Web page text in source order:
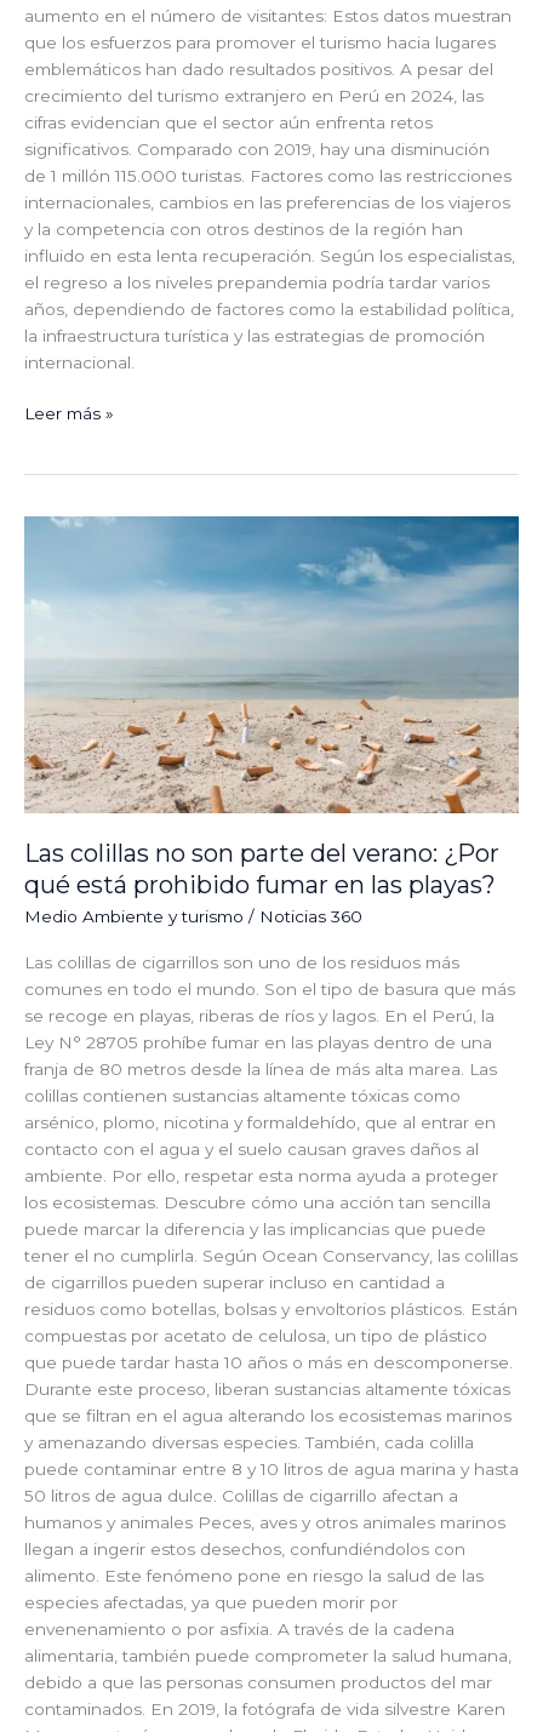
aumento en el número de visitantes: Estos datos muestran
que los esfuerzos para promover el turismo hacia lugares
emblemáticos han dado resultados positivos. A pesar del
crecimiento del turismo extranjero en Perú en 2024, las
cifras evidencian que el sector aún enfrenta retos
significativos. Comparado con 2019, hay una disminución
de 1 millón 115.000 turistas. Factores como las restricciones
internacionales, cambios en las preferencias de los viajeros
y la competencia con otros destinos de la región han
influido en esta lenta recuperación. Según los especialistas,
el regreso a los niveles prepandemia podría tardar varios
años, dependiendo de factores como la estabilidad política,
la infraestructura turística y las estrategias de promoción
internacional.
Leer más »
Las colillas no son parte del verano: ¿Por
qué está prohibido fumar en las playas?
Medio Ambiente y turismo / Noticias 360
Las colillas de cigarrillos son uno de los residuos más
comunes en todo el mundo. Son el tipo de basura que más
se recoge en playas, riberas de ríos y lagos. En el Perú, la
Ley N° 28705 prohíbe fumar en las playas dentro de una
franja de 80 metros desde la línea de más alta marea. Las
colillas contienen sustancias altamente tóxicas como
arsénico, plomo, nicotina y formaldehído, que al entrar en
contacto con el agua y el suelo causan graves daños al
ambiente. Por ello, respetar esta norma ayuda a proteger
los ecosistemas. Descubre cómo una acción tan sencilla
puede marcar la diferencia y las implicancias que puede
tener el no cumplirla. Según Ocean Conservancy, las colillas
de cigarrillos pueden superar incluso en cantidad a
residuos como botellas, bolsas y envoltorios plásticos. Están
compuestas por acetato de celulosa, un tipo de plástico
que puede tardar hasta 10 años o más en descomponerse.
Durante este proceso, liberan sustancias altamente tóxicas
que se filtran en el agua alterando los ecosistemas marinos
y amenazando diversas especies. También, cada colilla
puede contaminar entre 8 y 10 litros de agua marina y hasta
50 litros de agua dulce. Colillas de cigarrillo afectan a
humanos y animales Peces, aves y otros animales marinos
llegan a ingerir estos desechos, confundiéndolos con
alimento. Este fenómeno pone en riesgo la salud de las
especies afectadas, ya que pueden morir por
envenenamiento o por asfixia. A través de la cadena
alimentaria, también puede comprometer la salud humana,
debido a que las personas consumen productos del mar
contaminados. En 2019, la fotógrafa de vida silvestre Karen
son
del
¿Por
qué
está
prohibido
en
playas?